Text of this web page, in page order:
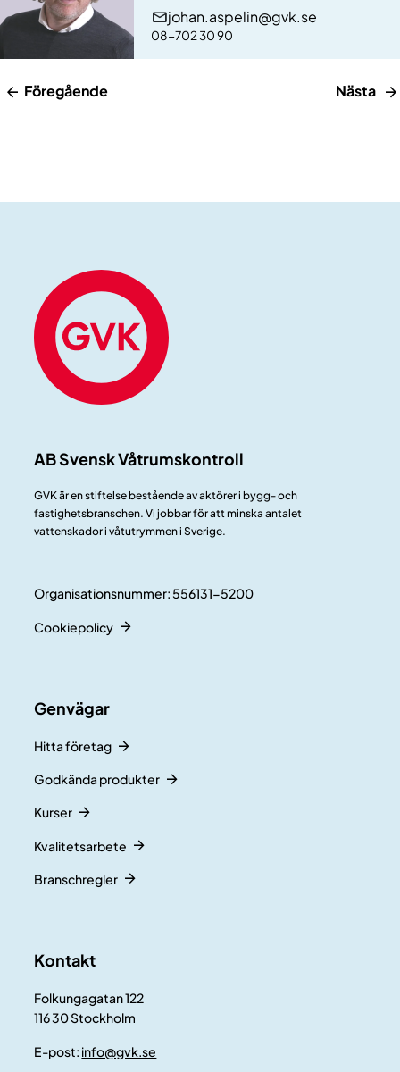
johan.aspelin@gvk.se
08-702 30 90
Föregående Nästa
AB Svensk Våtrumskontroll
GVK är en stiftelse bestående av aktörer i bygg- och
fastighetsbranschen. Vi jobbar för att minska antalet
vattenskador i våtutrymmen i Sverige.
Organisationsnummer: 556131-5200
Cookiepolicy
Genvägar
Hitta företag
Godkända produkter
Kurser
Kvalitetsarbete
Branschregler
Kontakt
Folkungagatan 122
116 30 Stockholm
E-post: info@gvk.se